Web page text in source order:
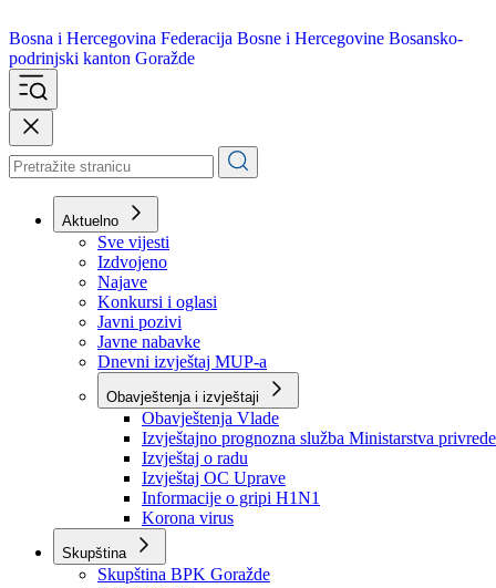
Bosna i Hercegovina
podrinjski kanton Goražde
Aktuelno
Sve vijesti
Izdvojeno
Najave
Konkursi i oglasi
Javni pozivi
Javne nabavke
Dnevni izvještaj MUP-a
Obavještenja i izvještaji
Obavještenja Vlade
Izvještajno prognozna služba Ministarstva privrede
Izvještaj o radu
Izvještaj OC Uprave
Informacije o gripi H1N1
Korona virus